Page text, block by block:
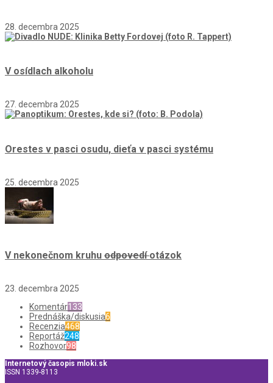
28. decembra 2025
V osídlach alkoholu
27. decembra 2025
Orestes v pasci osudu, dieťa v pasci systému
25. decembra 2025
V nekonečnom kruhu odpovedíotázok
23. decembra 2025
Komentár133
Prednáška/diskusia6
Recenzia468
Reportáž248
Rozhovor98
Internetový časopis mloki.sk
ISSN 1339-8113